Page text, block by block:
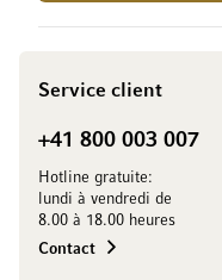
Service client
+41 800 003 007
Hotline gratuite:
lundi à vendredi de
8.00 à 18.00 heures
Contact